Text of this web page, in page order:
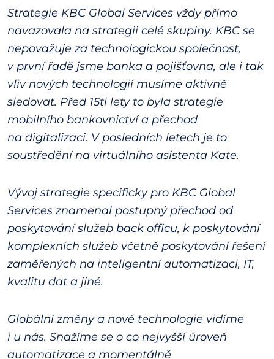
Strategie KBC Global Services vždy přímo
navazovala na strategii celé skupiny. KBC se
nepovažuje za technologickou společnost,
v první řadě jsme banka a pojišťovna, ale i tak
vliv nových technologií musíme aktivně
sledovat. Před 15ti lety to byla strategie
mobilního bankovnictví a přechod
na digitalizaci. V posledních letech je to
soustředění na virtuálního asistenta Kate.
Vývoj strategie specificky pro KBC Global
Services znamenal postupný přechod od
poskytování služeb back officu, k poskytování
komplexních služeb včetně poskytování řešení
zaměřených na inteligentní automatizaci, IT,
kvalitu dat a jiné.
Globální změny a nové technologie vidíme
i u nás. Snažíme se o co nejvyšší úroveň
automatizace a momentálně